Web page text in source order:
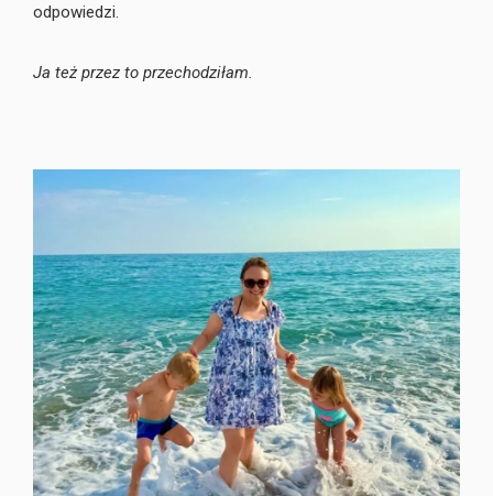
odpowiedzi.
Ja też przez to przechodziłam.